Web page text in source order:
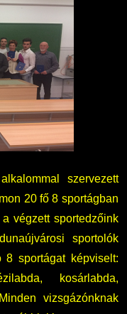
szervezett
20 fő 8 sportágban
végzett sportedzőink
sportolók
8 sportágat képviselt:
kosárlabda,
vizsgázónknak